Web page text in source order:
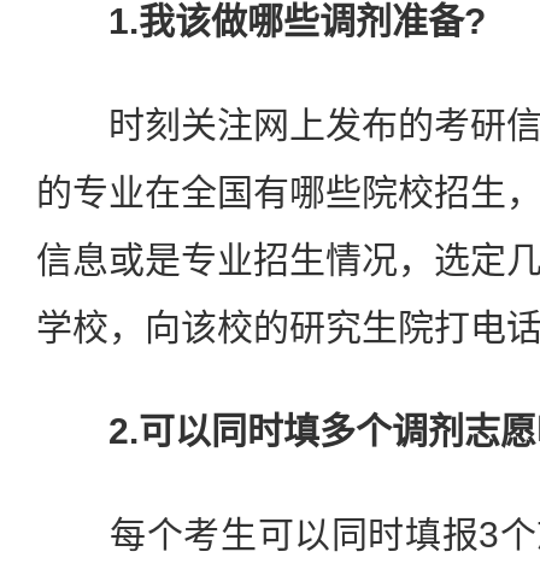
1.我该做哪些调剂准备?
时刻关注网上发布的考研信
的专业在全国有哪些院校招生
信息或是专业招生情况，选定
学校，向该校的研究生院打电
2.可以同时填多个调剂志
每个考生可以同时填报3个